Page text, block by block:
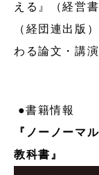
える』（経営
（経団連出版
わる論文・講
●書籍情報
『ノーノーマ
教科書』